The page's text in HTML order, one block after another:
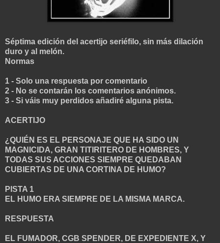
Séptima edición del acertijo seriéfilo, sin más dilación
duro y al melón.
Normas
1 - Solo una respuesta por comentario
2 - No se contarán los comentarios anónimos.
3 - Si váis muy perdidos añadiré alguna pista.
ACERTIJO
¿QUIÉN ES EL PERSONAJE QUE HA SIDO UN
MAGNICIDA, GRAN TITIRITERO DE HOMBRES, Y
TODAS SUS ACCIONES SIEMPRE QUEDABAN
CUBIERTAS DE UNA CORTINA DE HUMO?
PISTA 1
EL HUMO ERA SIEMPRE DE LA MISMA MARCA.
RESPUESTA
EL FUMADOR, CGB SPENDER, DE EXPEDIENTE X, Y